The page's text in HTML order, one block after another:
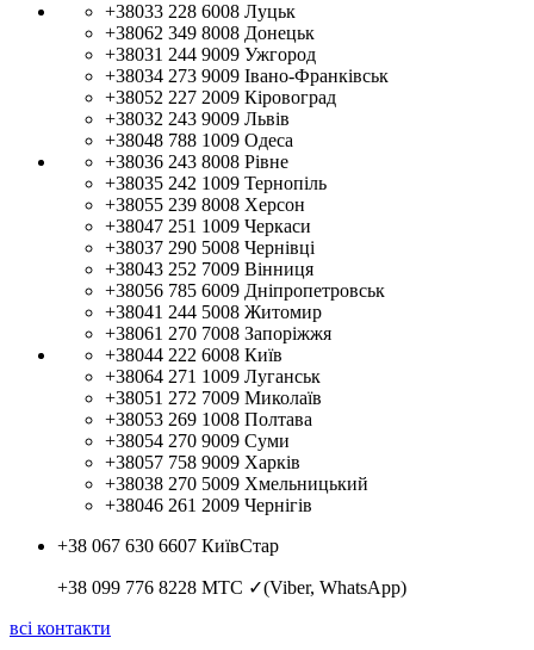
+38033 228 6008 Луцьк
+38062 349 8008 Донецьк
+38031 244 9009 Ужгород
+38034 273 9009 Івано-Франківськ
+38052 227 2009 Кіровоград
+38032 243 9009 Львів
+38048 788 1009 Одеса
+38036 243 8008 Рівне
+38035 242 1009 Тернопіль
+38055 239 8008 Херсон
+38047 251 1009 Черкаси
+38037 290 5008 Чернівці
+38043 252 7009 Вінниця
+38056 785 6009 Дніпропетровськ
+38041 244 5008 Житомир
+38061 270 7008 Запоріжжя
+38044 222 6008 Київ
+38064 271 1009 Луганськ
+38051 272 7009 Миколаїв
+38053 269 1008 Полтава
+38054 270 9009 Суми
+38057 758 9009 Харків
+38038 270 5009 Хмельницький
+38046 261 2009 Чернігів
+38 067 630 6607 КиївСтар
+38 099 776 8228 МТС ✓(Viber, WhatsApp)
всі контакти